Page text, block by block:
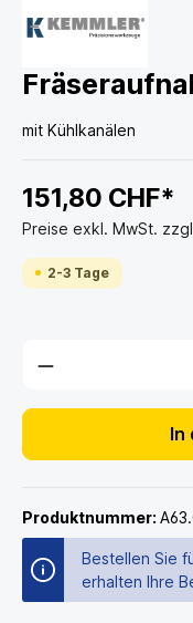
mit Kühlkanälen
151,80 CHF*
Preise exkl. MwSt.
2-3 Tage
In
Produktnummer:
Bestellen Sie
erhalten Ihre